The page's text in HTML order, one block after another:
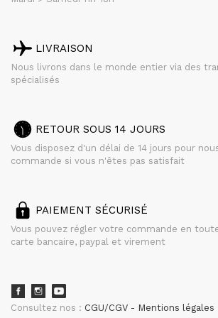
LIVRAISON
Nous livrons dans le monde entier via des
spécialisés
RETOUR SOUS 14 JOURS
Vous disposez d'un délai de 14 jours pour
commande si vous n'êtes pas satisfait
PAIEMENT SÉCURISÉ
Vous pouvez régler votre commande en
carte bancaire, paypal et virement
Consultez nos : CGU/CGV Mentions légales